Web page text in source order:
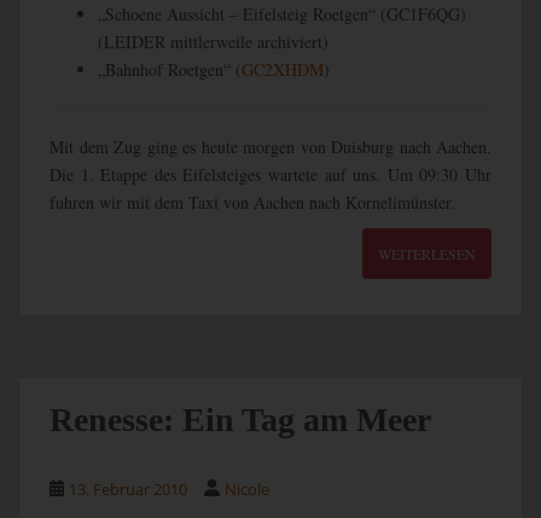
„Schoene Aussicht – Eifelsteig Roetgen“ (GC1F6QG)
(LEIDER mittlerweile archiviert)
„Bahnhof Roetgen“ (GC2XHDM)
Mit dem Zug ging es heute morgen von Duisburg nach Aachen.
Die 1. Etappe des Eifelsteiges wartete auf uns. Um 09:30 Uhr
fuhren wir mit dem Taxi von Aachen nach Kornelimünster.
WEITERLESEN
Renesse: Ein Tag am Meer
13. Februar 2010 Nicole